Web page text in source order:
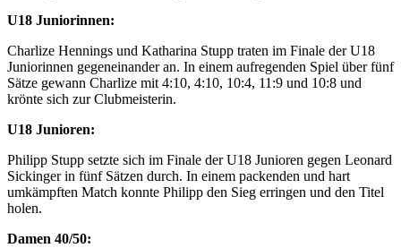
U18 Juniorinnen:
Charlize Hennings und Katharina Stupp traten im Finale der U18
Juniorinnen gegeneinander an. In einem aufregenden Spiel über fünf
Sätze gewann Charlize mit 4:10, 4:10, 10:4, 11:9 und 10:8 und
krönte sich zur Clubmeisterin.
U18 Junioren:
Philipp Stupp setzte sich im Finale der U18 Junioren gegen Leonard
Sickinger in fünf Sätzen durch. In einem packenden und hart
umkämpften Match konnte Philipp den Sieg erringen und den Titel
holen.
Damen 40/50: